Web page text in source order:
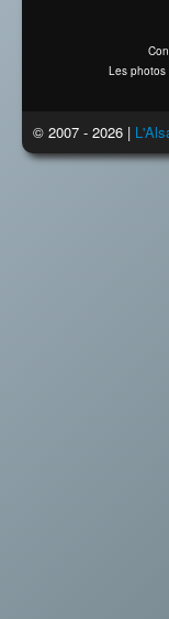
Les photos
© 2007 - 2026 |